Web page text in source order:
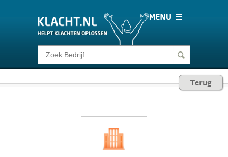
Klacht melden
Terug